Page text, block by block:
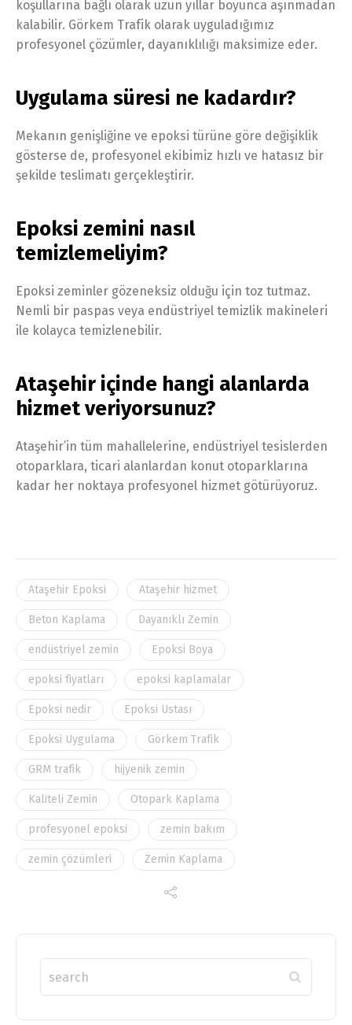
koşullarına bağlı olarak uzun yıllar boyunca aşınmadan
kalabilir. Görkem Trafik olarak uyguladığımız
profesyonel çözümler, dayanıklılığı maksimize eder.
Uygulama süresi ne kadardır?
Mekanın genişliğine ve epoksi türüne göre değişiklik
gösterse de, profesyonel ekibimiz hızlı ve hatasız bir
şekilde teslimatı gerçekleştirir.
Epoksi zemini nasıl
temizlemeliyim?
Epoksi zeminler gözeneksiz olduğu için toz tutmaz.
Nemli bir paspas veya endüstriyel temizlik makineleri
ile kolayca temizlenebilir.
Ataşehir içinde hangi alanlarda
hizmet veriyorsunuz?
Ataşehir’in tüm mahallelerine, endüstriyel tesislerden
otoparklara, ticari alanlardan konut otoparklarına
kadar her noktaya profesyonel hizmet götürüyoruz.
Ataşehir Epoksi Ataşehir hizmet
Beton Kaplama Dayanıklı Zemin
endüstriyel zemin Epoksi Boya
epoksi fiyatları epoksi kaplamalar
Epoksi nedir Epoksi Ustası
Epoksi Uygulama Görkem Trafik
GRM trafik hijyenik zemin
Kaliteli Zemin Otopark Kaplama
profesyonel epoksi zemin bakım
zemin çözümleri Zemin Kaplama